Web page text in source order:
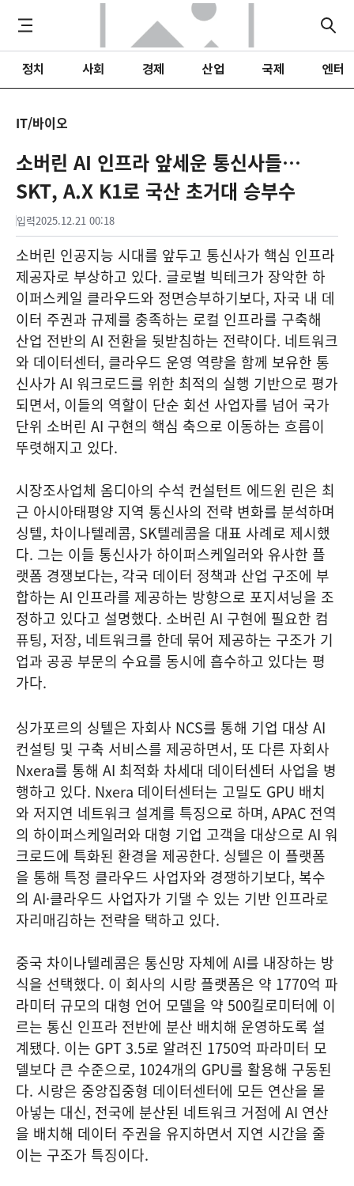
정치 사회 경제 산업 국제 엔터
IT/바이오
소버린 AI 인프라 앞세운 통신사들…
SKT, A.X K1로 국산 초거대 승부수
입력2025.12.21 00:18
소버린 인공지능 시대를 앞두고 통신사가 핵심 인프라
제공자로 부상하고 있다. 글로벌 빅테크가 장악한 하
이퍼스케일 클라우드와 정면승부하기보다, 자국 내 데
이터 주권과 규제를 충족하는 로컬 인프라를 구축해
산업 전반의 AI 전환을 뒷받침하는 전략이다. 네트워크
와 데이터센터, 클라우드 운영 역량을 함께 보유한 통
신사가 AI 워크로드를 위한 최적의 실행 기반으로 평가
되면서, 이들의 역할이 단순 회선 사업자를 넘어 국가
단위 소버린 AI 구현의 핵심 축으로 이동하는 흐름이
뚜렷해지고 있다.
시장조사업체 옴디아의 수석 컨설턴트 에드윈 린은 최
근 아시아태평양 지역 통신사의 전략 변화를 분석하며
싱텔, 차이나텔레콤, SK텔레콤을 대표 사례로 제시했
다. 그는 이들 통신사가 하이퍼스케일러와 유사한 플
랫폼 경쟁보다는, 각국 데이터 정책과 산업 구조에 부
합하는 AI 인프라를 제공하는 방향으로 포지셔닝을 조
정하고 있다고 설명했다. 소버린 AI 구현에 필요한 컴
퓨팅, 저장, 네트워크를 한데 묶어 제공하는 구조가 기
업과 공공 부문의 수요를 동시에 흡수하고 있다는 평
가다.
싱가포르의 싱텔은 자회사 NCS를 통해 기업 대상 AI
컨설팅 및 구축 서비스를 제공하면서, 또 다른 자회사
Nxera를 통해 AI 최적화 차세대 데이터센터 사업을 병
행하고 있다. Nxera 데이터센터는 고밀도 GPU 배치
와 저지연 네트워크 설계를 특징으로 하며, APAC 전역
의 하이퍼스케일러와 대형 기업 고객을 대상으로 AI 워
크로드에 특화된 환경을 제공한다. 싱텔은 이 플랫폼
을 통해 특정 클라우드 사업자와 경쟁하기보다, 복수
의 AI·클라우드 사업자가 기댈 수 있는 기반 인프라로
자리매김하는 전략을 택하고 있다.
중국 차이나텔레콤은 통신망 자체에 AI를 내장하는 방
식을 선택했다. 이 회사의 시랑 플랫폼은 약 1770억 파
라미터 규모의 대형 언어 모델을 약 500킬로미터에 이
르는 통신 인프라 전반에 분산 배치해 운영하도록 설
계됐다. 이는 GPT 3.5로 알려진 1750억 파라미터 모
델보다 큰 수준으로, 1024개의 GPU를 활용해 구동된
다. 시랑은 중앙집중형 데이터센터에 모든 연산을 몰
아넣는 대신, 전국에 분산된 네트워크 거점에 AI 연산
을 배치해 데이터 주권을 유지하면서 지연 시간을 줄
이는 구조가 특징이다.